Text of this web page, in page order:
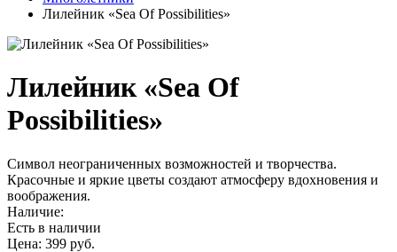
Лилейник «Sea Of Possibilities»
Лилейник «Sea Of
Possibilities»
Символ неограниченных возможностей и творчества.
Красочные и яркие цветы создают атмосферу вдохновения и
воображения.
Наличие:
Есть в наличии
Цена: 399 руб.